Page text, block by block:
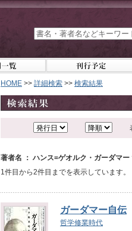
HOME >> 詳細検索 >> 検索結果
著者名 ： ハンス=ゲオルク・ガーダマー
1件目から2件目までを表示しています。
ガーダマー自伝
哲学修業時代